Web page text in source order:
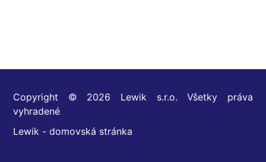
Copyright © 2026 Lewik s.r.o. Všetky práva
vyhradené
Lewik - domovská stránka